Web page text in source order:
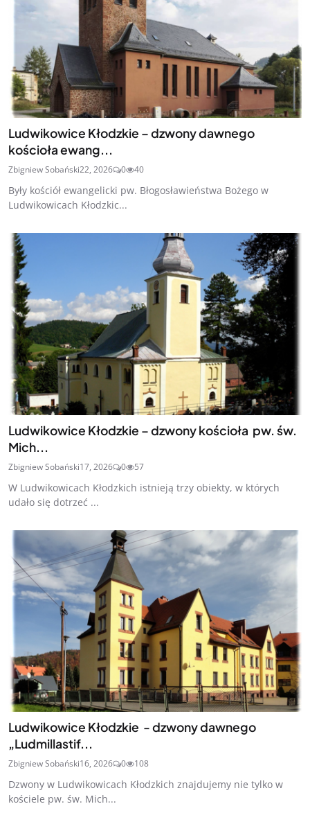
Ludwikowice Kłodzkie – dzwony dawnego
kościoła ewang...
Zbigniew Sobański22, 2026 0 40
Były kościół ewangelicki pw. Błogosławieństwa Bożego w
Ludwikowicach Kłodzkic...
Ludwikowice Kłodzkie – dzwony kościoła pw. św.
Mich...
Zbigniew Sobański17, 2026 0 57
W Ludwikowicach Kłodzkich istnieją trzy obiekty, w których
udało się dotrzeć ...
Ludwikowice Kłodzkie - dzwony dawnego
„Ludmillastif...
Zbigniew Sobański16, 2026 0 108
Dzwony w Ludwikowicach Kłodzkich znajdujemy nie tylko w
kościele pw. św. Mich...